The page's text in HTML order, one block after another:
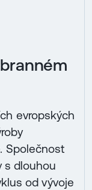
evropských
Společnost
s dlouhou
od vývoje